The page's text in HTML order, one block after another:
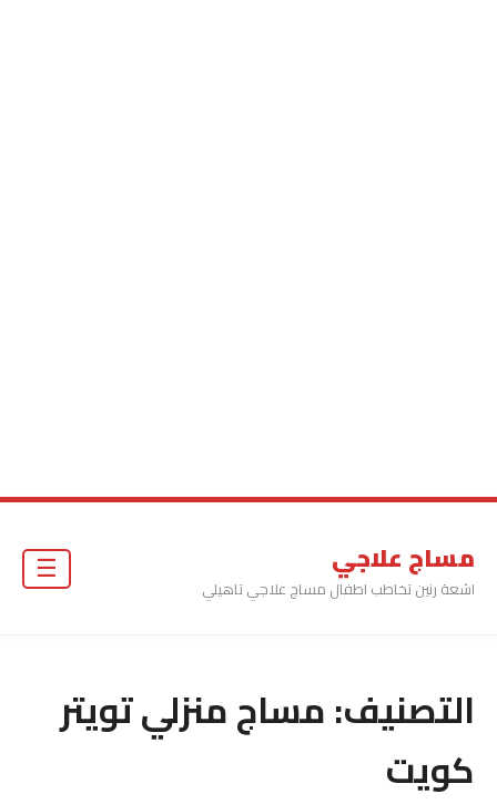
مساج علاجي
اشعة رنين تخاطب اطفال مساج علاجي تاهيلي
التصنيف:مساج منزلي تويتر
كويت